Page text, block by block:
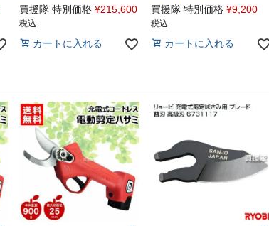
買援隊 特別価格 ¥215,600
税込
カートに入れる
買援隊 特別価格 ¥9,200
税込
カートに入れる